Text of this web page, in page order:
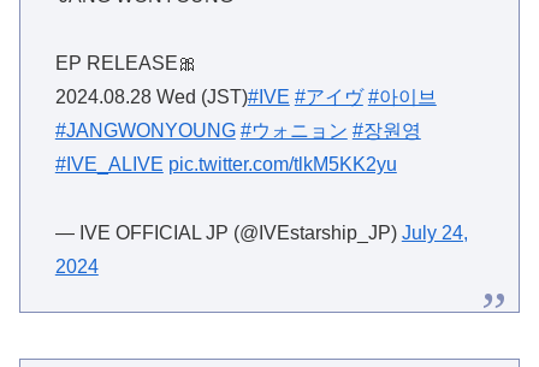
EP RELEASE🎀
2024.08.28 Wed (JST)#IVE #アイヴ #아이브
#JANGWONYOUNG #ウォニョン #장원영
#IVE_ALIVE pic.twitter.com/tlkM5KK2yu
— IVE OFFICIAL JP (@IVEstarship_JP) July 24,
2024